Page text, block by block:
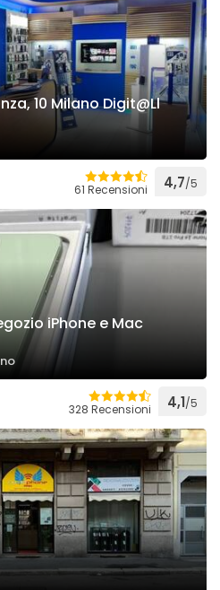
10 Milano Digit@Ll
61 Recensioni 4,7/5
iPhone e Mac
328 Recensioni 4,1/5